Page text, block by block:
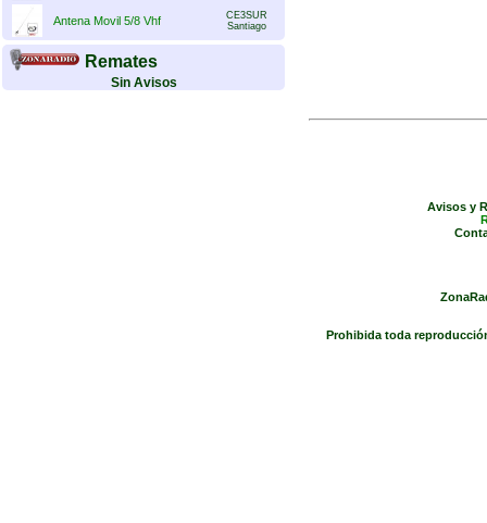
Antena Movil 5/8 Vhf
CE3SUR
Santiago
Remates
Sin Avisos
Avisos y
Prohibida toda